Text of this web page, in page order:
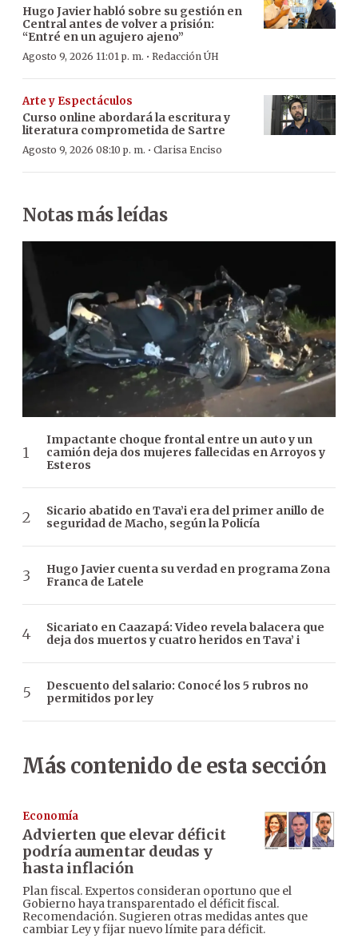
Hugo Javier habló sobre su gestión en
Central antes de volver a prisión:
“Entré en un agujero ajeno”
Agosto 9, 2026 11:01 p. m. · Redacción ÚH
Arte y Espectáculos
Curso online abordará la escritura y
literatura comprometida de Sartre
Agosto 9, 2026 08:10 p. m. · Clarisa Enciso
Notas más leídas
Impactante choque frontal entre un auto y un
camión deja dos mujeres fallecidas en Arroyos y
Esteros
Sicario abatido en Tava’i era del primer anillo de
seguridad de Macho, según la Policía
Hugo Javier cuenta su verdad en programa Zona
Franca de Latele
Sicariato en Caazapá: Video revela balacera que
deja dos muertos y cuatro heridos en Tava’ i
Descuento del salario: Conocé los 5 rubros no
permitidos por ley
Más contenido de esta sección
Economía
Advierten que elevar déficit
podría aumentar deudas y
hasta inflación
Plan fiscal. Expertos consideran oportuno que el
Gobierno haya transparentado el déficit fiscal.
Recomendación. Sugieren otras medidas antes que
cambiar Ley y fijar nuevo límite para déficit.